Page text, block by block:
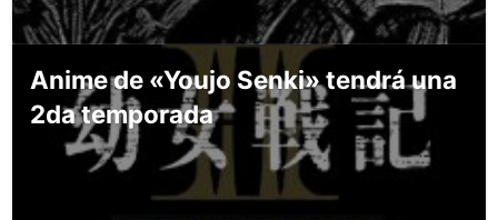
Anime de «Youjo Senki» tendrá una
2da temporada